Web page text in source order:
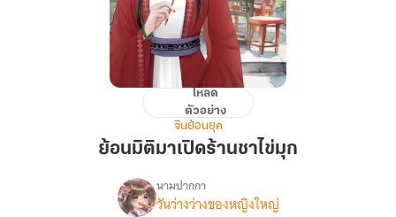
มา
ร้าน
ชา
โหลด
ตัวอย่าง
จีนย้อนยุค
ย้อนมิติมาเปิดร้านชาไข่มุก
เรื่อง
นามปากกา
วันว่างว่างของหญิงใหญ่